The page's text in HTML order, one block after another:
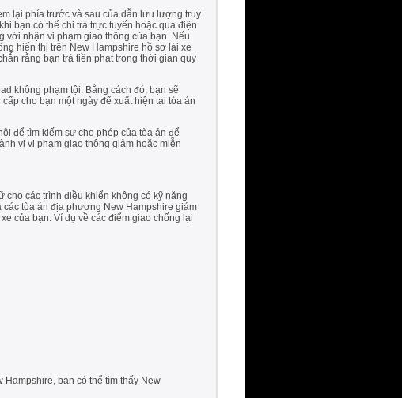
lại phía trước và sau của dẫn lưu lượng truy
bạn có thể chi trả trực tuyến hoặc qua điện
với nhận vi phạm giao thông của bạn. Nếu
hiển thị trên New Hampshire hồ sơ lái xe
rằng bạn trả tiền phạt trong thời gian quy
không phạm tội. Bằng cách đó, bạn sẽ
cho bạn một ngày để xuất hiện tại tòa án
để tìm kiếm sự cho phép của tòa án để
vi vi phạm giao thông giảm hoặc miễn
cho các trình điều khiển không có kỹ năng
tòa án địa phương New Hampshire giám
của bạn. Ví dụ về các điểm giao chống lại
bạn có thể tìm thấy New